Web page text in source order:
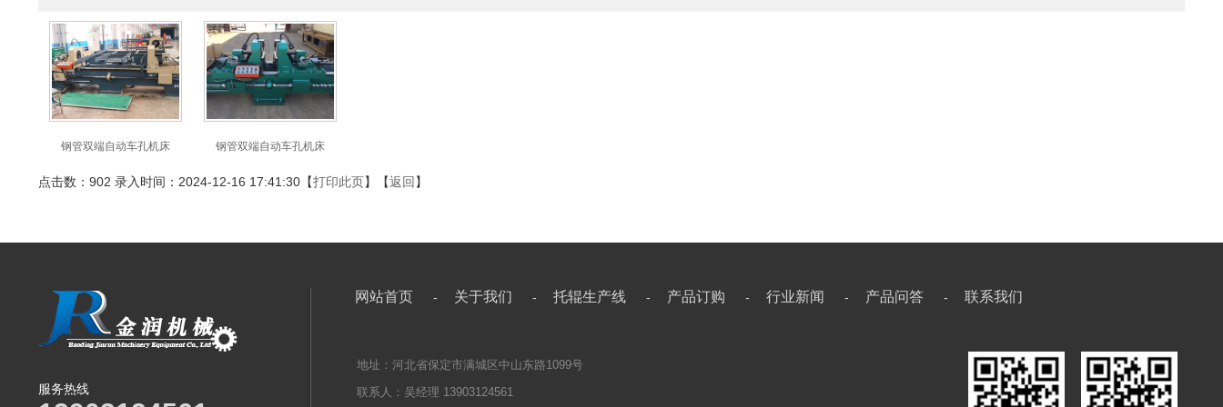
钢管双端自动车孔机床 钢管双端自动车孔机床
点击数：902 录入时间：2024-12-16 17:41:30【打印此页】【返回 】
服务热线
网站首页 - 关于我们 - 托辊生产线 - 产品订购 - 行业新闻 - 产品问答 - 联系我们
地址：河北省保定市满城区中山东路1099号
联系人：吴经理 13903124561